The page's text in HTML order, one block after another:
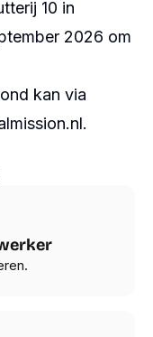
10 in
2026 om
kan via
.